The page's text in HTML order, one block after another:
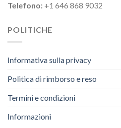
Telefono: +1 646 868 9032
POLITICHE
Informativa sulla privacy
Politica di rimborso e reso
Termini e condizioni
Informazioni